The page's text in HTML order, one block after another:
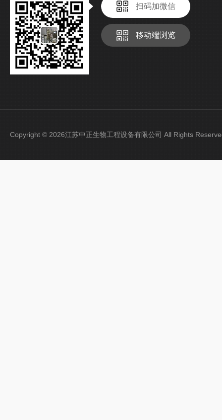
扫码加微信
移动端浏览
Copyright © 2026江苏中正生物工程设备有限公司 All Rights